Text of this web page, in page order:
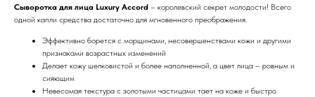
Сыворотка для лица Luxury Accord – королевский секрет молодости! Всего
одной капли средства достаточно для мгновенного преображения.
Эффективно борется с морщинами, несовершенствами кожи и другими
признаками возрастных изменений
Делает кожу шелковистой и более наполненной, а цвет лица – ровным и
сияющим
Невесомая текстура с золотыми частицами тает на коже и быстро